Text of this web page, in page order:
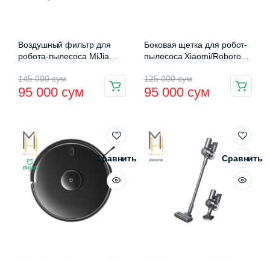
Воздушный фильтр для
робота-пылесоса MiJia
(MJSTG1-CHLW)
145 000сум
Первоначальная
цена
145
000 сум.
95 000 сум
Текущая
цена:
000 сум.
Боковая щетка для робот-
пылесоса Xiaomi/Roborock
125 000сум
Первоначальная
цена
125
000 сум.
95 000 сум
Текущая
цена:
000 сум.
Сравнить Сравнить